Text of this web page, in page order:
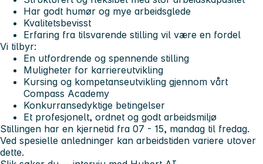
Har godt humør og mye arbeidsglede
Kvalitetsbevisst
Erfaring fra tilsvarende stilling vil være en fordel
Vi tilbyr:
En utfordrende og spennende stilling
Muligheter for karriereutvikling
Kursing og kompetanseutvikling gjennom vårt
Compass Academy
Konkurransedyktige betingelser
Et profesjonelt, ordnet og godt arbeidsmiljø
Stillingen har en kjernetid fra 07 - 15, mandag til fredag.
Ved spesielle anledninger kan arbeidstiden variere utover
dette.